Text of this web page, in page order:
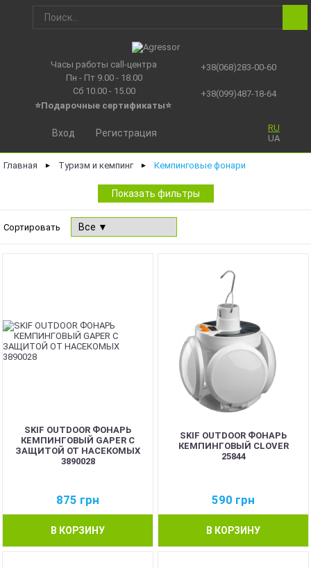
Часы работы call-центра
Пн - Пт 9.00 - 18.00
Сб 10.00 - 15.00
⭐Подарочные сертификаты⭐
+38(068)283-00-60
+38(099)487-18-64
RU
UA
Вход Регистрация
Главная ► Туризм и кемпинг ► Кемпинговые фонари
Показать фильтры
Сортировать
SKIF OUTDOOR ФОНАРЬ
КЕМПИНГОВЫЙ GAPER С
ЗАЩИТОЙ ОТ НАСЕКОМЫХ
3890028
875 грн
В КОРЗИНУ
SKIF OUTDOOR ФОНАРЬ
КЕМПИНГОВЫЙ CLOVER
25844
590 грн
В КОРЗИНУ